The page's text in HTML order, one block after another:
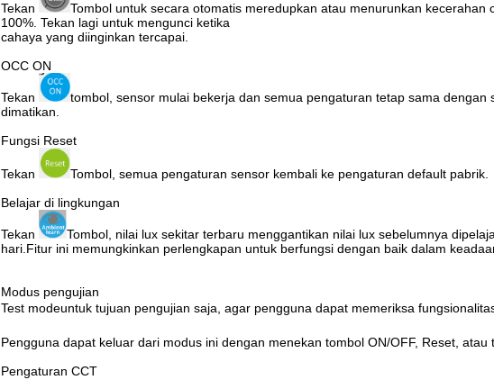
Tekan
Tombol untuk secara otomatis meredupkan atau menurunkan
100%. Tekan lagi untuk mengunci ketika
cahaya yang diinginkan tercapai.
OCC ON
Tekan
tombol, sensor mulai bekerja dan semua pengaturan tetap sama
dimatikan.
Fungsi Reset
Tekan
Tombol, semua pengaturan sensor kembali ke pengaturan default pabrik.
Belajar di lingkungan
Tekan
Tombol, nilai lux sekitar terbaru menggantikan nilai lux sebelumnya
hari.Fitur ini memungkinkan perlengkapan untuk berfungsi dengan baik dalam
Modus pengujian
Test modeuntuk tujuan pengujian saja, agar pengguna dapat memeriksa
Pengguna dapat keluar dari modus ini dengan menekan tombol ON/OFF, Reset, atau
Pengaturan CCT